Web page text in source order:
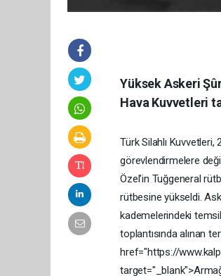
Yüksek Askeri
Hava Kuvvetleri
TürkSilahlı Kuvvetleri,
görevlendirmelere
Özel'in Tuğgeneral
rütbesineyükseldi.
kademelerindeki
toplantısındaalınan
href="https://